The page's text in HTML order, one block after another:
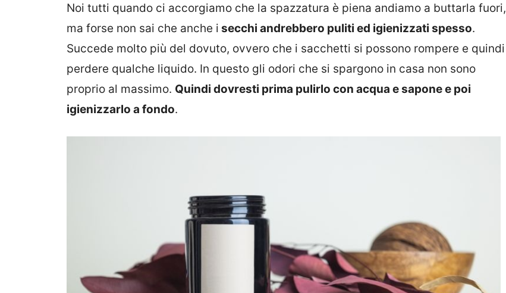
Noi tutti quando ci accorgiamo che la spazzatura è piena andiamo a buttarla fuori,
ma forse non sai che anche i secchi andrebbero puliti ed igienizzati spesso.
Succede molto più del dovuto, ovvero che i sacchetti si possono rompere e quindi
perdere qualche liquido. In questo gli odori che si spargono in casa non sono
proprio al massimo. Quindi dovresti prima pulirlo con acqua e sapone e poi
igienizzarlo a fondo.